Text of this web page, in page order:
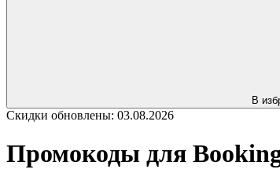
В
Скидки обновлены: 03.08.2026
Промокоды для